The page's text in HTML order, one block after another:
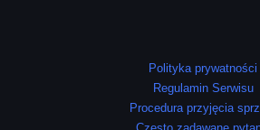
Polityka prywatności
Regulamin Serwisu
Procedura przyjęcia